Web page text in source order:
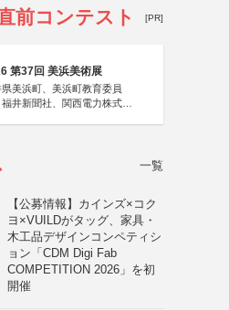
前コンテスト [PR]
第37回 美浜美術展
県美浜町、美浜町教育委員
井新聞社、関西電力株式会
一覧
【公募情報】カインズ×コク
ヨ×VUILDがタッグ、家具・
木工品デザインコンペティシ
ョン「CDM Digi Fab
COMPETITION 2026」を初
開催